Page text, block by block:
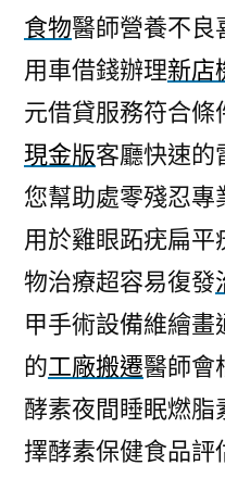
食物醫師營養不良
用車借錢辦理新店
元借貸服務符合條
現金版客廳快速的
您幫助處零殘忍專
用於雞眼跖疣扁
物治療超容易復發
甲手術設備維繪畫
的工廠搬遷醫師會
酵素夜間睡眠燃脂
擇酵素保健食品評